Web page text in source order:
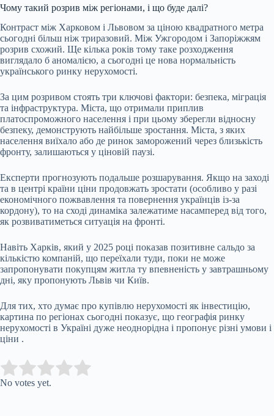
Чому такий розрив між регіонами, і що буде далі?
Контраст між Харковом і Львовом за ціною квадратного метра
сьогодні більш ніж триразовий. Між Ужгородом і Запоріжжям
розрив схожий. Ще кілька років тому таке розходження
виглядало б аномалією, а сьогодні це нова нормальність
українського ринку нерухомості.
За цим розривом стоять три ключові фактори: безпека, міграція
та інфраструктура. Міста, що отримали приплив
платоспроможного населення і при цьому зберегли відносну
безпеку, демонструють найбільше зростання. Міста, з яких
населення виїхало або де ринок заморожений через близькість
фронту, залишаються у ціновій паузі.
Експерти прогнозують подальше розшарування. Якщо на заході
та в центрі країни ціни продовжать зростати (особливо у разі
економічного пожвавлення та повернення українців із-за
кордону), то на сході динаміка залежатиме насамперед від того,
як розвиватиметься ситуація на фронті.
Навіть Харків, який у 2025 році показав позитивне сальдо за
кількістю компаній, що переїхали туди, поки не може
запропонувати покупцям житла ту впевненість у завтрашньому
дні, яку пропонують Львів чи Київ.
Для тих, хто думає про купівлю нерухомості як інвестицію,
картина по регіонах сьогодні показує, що географія ринку
нерухомості в Україні дуже неоднорідна і пропонує різні умови і
ціни .
Rate this item:
No votes yet.